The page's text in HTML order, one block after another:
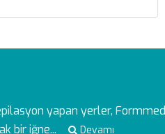
yapan yerler, Formmed
bir iğne...
Devamı